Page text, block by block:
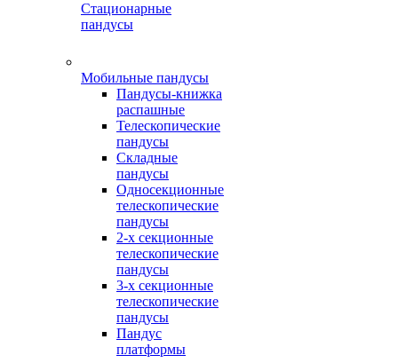
Стационарные
пандусы
Мобильные пандусы
Пандусы-книжка
распашные
Телескопические
пандусы
Складные
пандусы
Односекционные
телескопические
пандусы
2-х секционные
телескопические
пандусы
3-х секционные
телескопические
пандусы
Пандус
платформы